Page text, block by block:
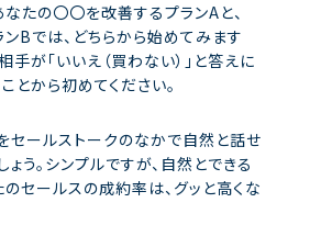
なたの〇〇を改善するプランAと、
Bでは、どちらから始めてみます
手が「いいえ（買わない）」と答えに
とから初めてください。
セールストークのなかで自然と話せ
う。シンプルですが、自然とできる
セールスの成約率は、グッと高くな